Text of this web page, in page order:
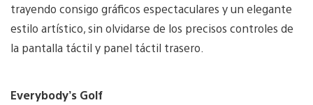
trayendo consigo gráficos espectaculares y un elegante
estilo artístico, sin olvidarse de los precisos controles de
la pantalla táctil y panel táctil trasero.
Everybody’s Golf